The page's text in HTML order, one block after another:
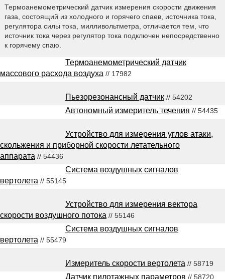
Термоанемометрический датчик измерения скорости движения
газа, состоящий из холодного и горячего спаев, источника тока,
регулятора силы тока, милливольтметра, отличается тем, что
источник тока через регулятор тока подключен непосредственно
к горячему спаю.
Термоанемометрический датчик
массового расхода воздуха // 17982
Пьезорезонансный датчик // 54202
Автономный измеритель течения // 54435
Устройство для измерения углов атаки,
скольжения и приборной скорости летательного
аппарата // 54436
Система воздушных сигналов
вертолета // 55145
Устройство для измерения вектора
скорости воздушного потока // 55146
Система воздушных сигналов
вертолета // 55479
Измеритель скорости вертолета // 58719
Датчик пилотажных параметров // 58720